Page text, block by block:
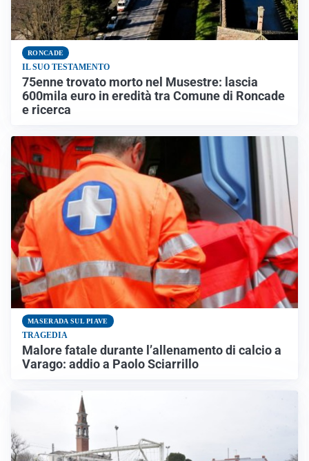
RONCADE
IL SUO TESTAMENTO
75enne trovato morto nel Musestre: lascia
600mila euro in eredità tra Comune di Roncade
e ricerca
MASERADA SUL PIAVE
TRAGEDIA
Malore fatale durante l’allenamento di calcio a
Varago: addio a Paolo Sciarrillo